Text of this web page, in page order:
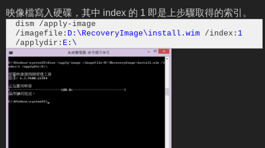
映像檔寫入硬碟，其中 index 的 1 即是上步驟取得的索引。
dism /apply-image
/imagefile: D:\RecoveryImage\install.wim /index: 1
/applydir: E:\